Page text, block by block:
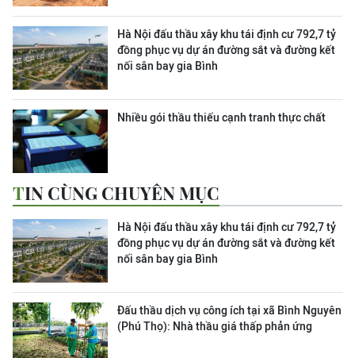
Hà Nội đấu thầu xây khu tái định cư 792,7 tỷ
đồng phục vụ dự án đường sắt và đường kết
nối sân bay gia Bình
Nhiều gói thầu thiếu cạnh tranh thực chất
TIN CÙNG CHUYÊN MỤC
Hà Nội đấu thầu xây khu tái định cư 792,7 tỷ
đồng phục vụ dự án đường sắt và đường kết
nối sân bay gia Bình
Đấu thầu dịch vụ công ích tại xã Bình Nguyên
(Phú Thọ): Nhà thầu giá thấp phản ứng